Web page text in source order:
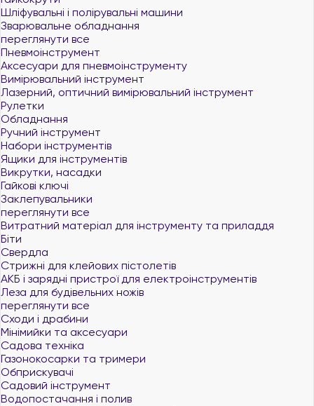
Шліфувальні і полірувальні машини
Зварювальне обладнання
переглянути все
Пневмоінструмент
Аксесуари для пневмоінструменту
Вимірювальний інструмент
Лазерний, оптичний вимірювальний інструмент
Рулетки
Обладнання
Ручний інструмент
Набори інструментів
Ящики для інструментів
Викрутки, насадки
Гайкові ключі
Заклепувальники
переглянути все
Витратний матеріал для інструменту та приладдя
Біти
Свердла
Стрижні для клейових пістолетів
АКБ і зарядні пристрої для електроінструментів
Леза для будівельних ножів
переглянути все
Сходи і драбини
Мінімийки та аксесуари
Садова техніка
Газонокосарки та тримери
Обприскувачі
Садовий інструмент
Водопостачання і полив